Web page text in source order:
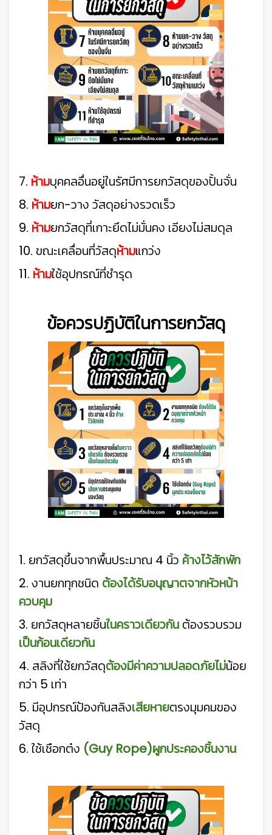
7. ห้ามบุคคลอื่นอยู่ในรัศมีการยกวัสดุของปั้นจั่น
8. ห้ามยก-วาง วัสดุอย่างรวดเร็ว
9. ห้ามยกวัสดุที่เกาะยึดไม่มั่นคง เอียงไม่สมดุล
10. ขณะเคลื่อนที่วัสดุห้ามแกว่ง
11. ห้ามใช้อุปกรณ์ที่ชำรุด
ข้อควรปฏิบัติในการยกวัสดุ
1. ยกวัสดุขึ้นจากพื้นประมาณ 4 นิ้ว ค้างไว้สักพัก
2. งานยกทุกชนิด ต้องได้รับอนุญาตจากหัวหน้า
ควบคุม
3. ยกวัสดุหลายชิ้นในคราวเดียวกัน ต้องรวบรวม
เป็นก้อนเดียวกัน
4. สลิงที่ใช้ยกวัสดุต้องมีค่าความปลอดภัยไม่น้อย
กว่า 5 เท่า
5. มีอุปกรณ์ป้องกันสลิงเสียหายตรงมุมคมของ
วัสดุ
6. ใช้เชือกต๋ง (Guy Rope)ผูกประคองชิ้นงาน